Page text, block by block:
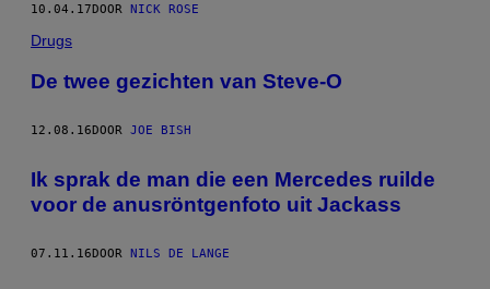
10.04.17DOOR NICK ROSE
Drugs
De twee gezichten van Steve-O
12.08.16 DOOR JOE BISH
Ik sprak de man die een Mercedes ruilde
voor de anusröntgenfoto uit Jackass
07.11.16DOOR NILS DE LANGE